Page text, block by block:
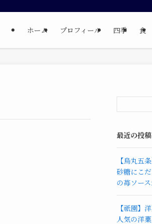
ホーム プロフィール 四季 食
最近の投稿
【烏丸五
砂糖にこ
の苺ソー
【祇園】
人気の洋